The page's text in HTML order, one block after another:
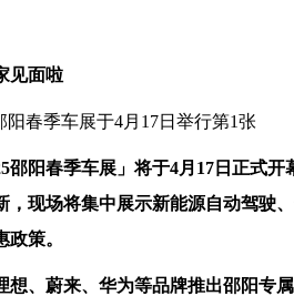
见面啦
邵阳春季车展」将于4月17日正式开
，现场将集中展示新能源自动驾驶
策。
想、蔚来、华为等品牌推出邵阳专